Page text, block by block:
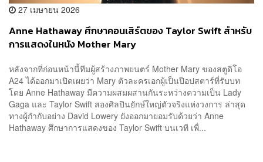
27 เมษายน 2026
Anne Hathaway ศึกษาคอนเสิร์ตของ Taylor Swift สำหรับ
การแสดงในหนัง Mother Mary
หลังจากที่ก่อนหน้านี้ทีมผู้สร้างภาพยนตร์ Mother Mary ของสตูดิโอ
A24 ได้ออกมาเปิดเผยว่า Mary ตัวละครเอกผู้เป็นป๊อปสตาร์ที่รับบท
โดย Anne Hathaway มีความผสมผสานกันระหว่างความเป็น Lady
Gaga และ Taylor Swift สองศิลปินยักษ์ใหญ่ตัวจริงแห่งวงการ ล่าสุด
ทางผู้กำกับอย่าง David Lowery ยังออกมายอมรับด้วยว่า Anne
Hathaway ศึกษาการแสดงของ Taylor Swift บนเวที เพื่...